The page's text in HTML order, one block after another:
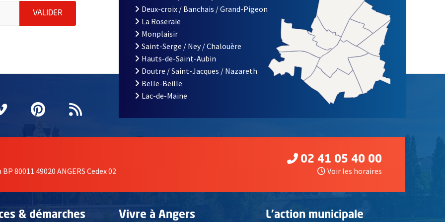
indiquez votre email (champ obligatoire)
VALIDER ENVOYER MA DEMANDE D'INSCRIPTION À LA LETTRE D'INFORMATION DE LA VILLE D'ANGERS
fenêtrefenêtre
une nouvelle fenêtre
Vimeo
, Ouvre une nouvelle fenêtre
Pinterest
, Ouvre une nouvelle fenêtre
Flux RSS
Deux-croix / Banchais / Grand-Pigeon
La Roseraie
Monplaisir
Saint-Serge / Ney / Chalouère
Hauts-de-Saint-Aubin
Doutre / Saint-Jacques / Nazareth
Belle-Beille
Lac-de-Maine
80011 49020 ANGERS Cedex 02
02 41 05 40 00
Voir les horaires
& démarches Vivre à Angers L'action municipale